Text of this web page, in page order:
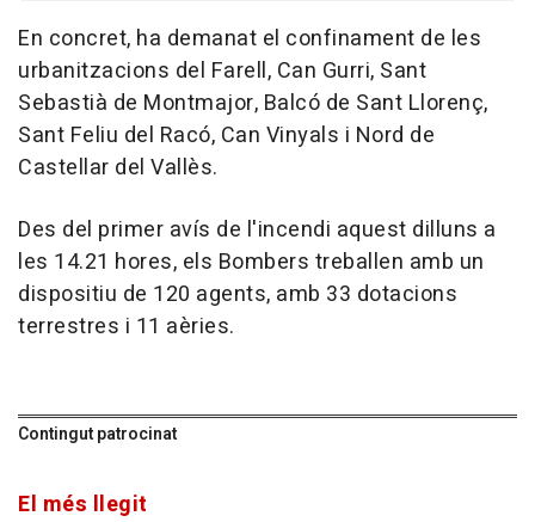
En concret, ha demanat el confinament de les
urbanitzacions del Farell, Can Gurri, Sant
Sebastià de Montmajor, Balcó de Sant Llorenç,
Sant Feliu del Racó, Can Vinyals i Nord de
Castellar del Vallès.
Des del primer avís de l'incendi aquest dilluns a
les 14.21 hores, els Bombers treballen amb un
dispositiu de 120 agents, amb 33 dotacions
terrestres i 11 aèries.
Contingut patrocinat
El més llegit